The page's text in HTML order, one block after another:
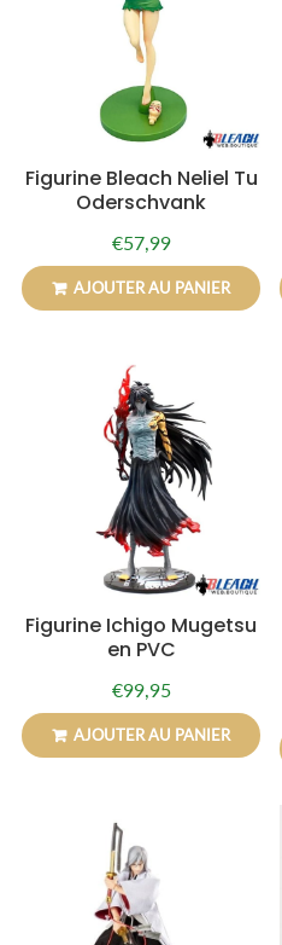
Figurine Bleach Neliel Tu
Oderschvank
Prix
régulier
€57,99€57,99
AJOUTER AU PANIER
Figurine Ichigo Mugetsu
en PVC
Prix
régulier
€99,95€99,95
AJOUTER AU PANIER